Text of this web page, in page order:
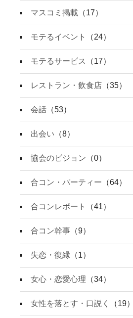
マスコミ掲載 （17）
モテるイベント （24）
モテるサービス （17）
レストラン・飲食店 （35）
会話 （53）
出会い （8）
協会のビジョン （0）
合コン・パーティー （64）
合コンレポート （41）
合コン幹事 （9）
失恋・復縁 （1）
女心・恋愛心理 （34）
女性を落とす・口説く （19）